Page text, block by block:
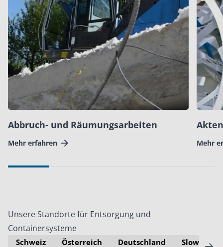
Abbruch- und Räumungsarbeiten
Mehr erfahren Mehr
Unsere Standorte für Entsorgung und
Containersysteme
Schweiz Österreich Deutschland Slowakei